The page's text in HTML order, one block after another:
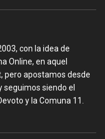
con la idea de
Online, en aquel
pero apostamos desde
seguimos siendo el
y la Comuna 11.